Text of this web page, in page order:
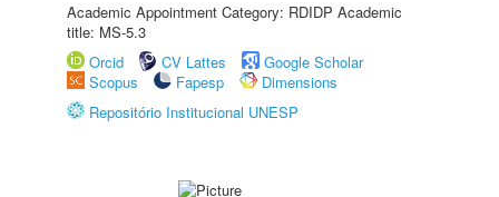
Academic Appointment Category: RDIDP Academic
title: MS-5.3
Orcid
CV Lattes
Google Scholar
Scopus
Fapesp
Dimensions
Repositório Institucional UNESP